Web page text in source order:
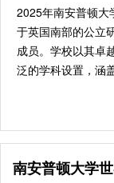
2025年南安普顿大
于英国南部的公立
成员。学校以其卓
泛的学科设置，涵
南安普顿大学